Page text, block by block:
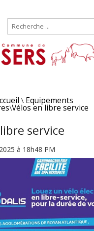
\ Equipements
\Vélos en libre service
service
à 18h48 PM